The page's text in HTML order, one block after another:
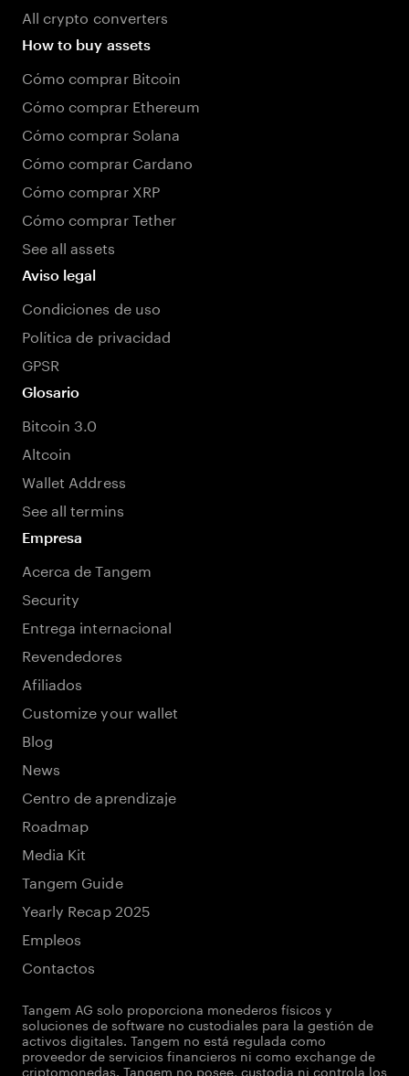
All crypto converters
How to buy assets
Cómo comprar Bitcoin
Cómo comprar Ethereum
Cómo comprar Solana
Cómo comprar Cardano
Cómo comprar XRP
Cómo comprar Tether
See all assets
Aviso legal
Condiciones de uso
Política de privacidad
GPSR
Glosario
Bitcoin 3.0
Altcoin
Wallet Address
See all termins
Empresa
Acerca de Tangem
Security
Entrega internacional
Revendedores
Afiliados
Customize your wallet
Blog
News
Centro de aprendizaje
Roadmap
Media Kit
Tangem Guide
Yearly Recap 2025
Empleos
Contactos
Tangem AG solo proporciona monederos físicos y
soluciones de software no custodiales para la gestión de
activos digitales. Tangem no está regulada como
proveedor de servicios financieros ni como exchange de
criptomonedas. Tangem no posee, custodia ni controla los